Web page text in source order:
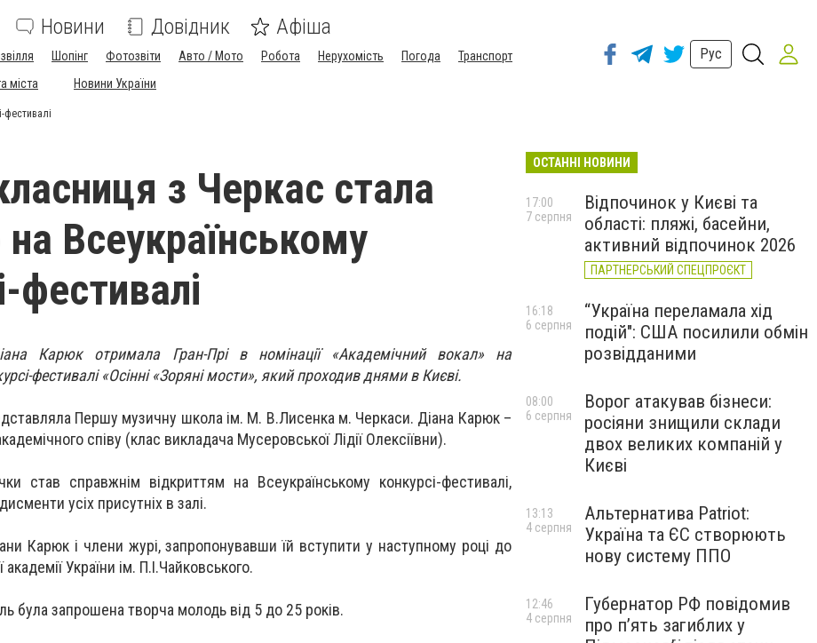
Новини Довідник Афіша
Шопінг Фотозвіти Авто / Мото Робота Нерухомість Погода
Транспорт
міста Новини України
Рус
фестивалі
з Черкас стала
Всеукраїнському
фестивалі
Карюк отримала Гран-Прі в номінації «Академічний вокал» на
фестивалі «Осінні «Зоряні мости», який проходив днями в Києві.
Першу музичну школа ім. М. В.Лисенка м. Черкаси. Діана Карюк –
співу (клас викладача Мусеровської Лідії Олексіївни).
став справжнім відкриттям на Всеукраїнському конкурсі-фестивалі,
усіх присутніх в залі.
Карюк і члени журі, запропонувавши їй вступити у наступному році до
України ім. П.І.Чайковського.
була запрошена творча молодь від 5 до 25 років.
ОСТАННІ НОВИНИ
Відпочинок у Києві та
області: пляжі, басейни,
активний відпочинок 2026
ПАРТНЕРСЬКИЙ СПЕЦПРОЄКТ
17:00
7 серпня
“Україна переламала хід
подій": США посилили обмін
розвідданими
16:18
6 серпня
Ворог атакував бізнеси:
росіяни знищили склади
двох великих компаній у
Києві
08:00
6 серпня
Альтернатива Patriot:
Україна та ЄС створюють
нову систему ППО
13:13
4 серпня
Губернатор РФ повідомив
про п’ять загиблих у
12:46
4 серпня